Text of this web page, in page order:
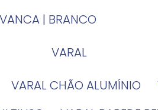
| BRANCO
VARAL
VARAL CHÃO ALUMÍNIO